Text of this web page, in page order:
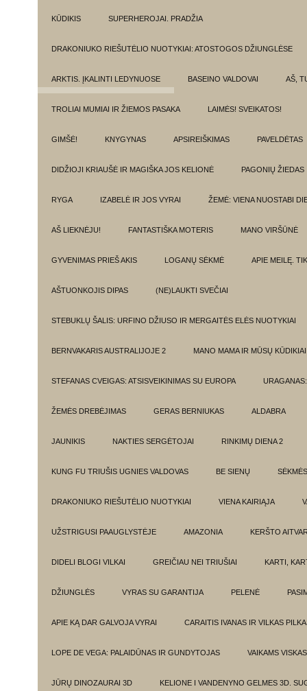
KŪDIKIS SUPERHEROJAI. PRADŽIA
DRAKONIUKO RIEŠUTĖLIO NUOTYKIAI: ATOSTOGOS DŽIUNGLĖSE
ARKTIS. ĮKALINTI LEDYNUOSE BASEINO VALDOVAI AŠ,
TROLIAI MUMIAI IR ŽIEMOS PASAKA LAIMĖS! SVEIKATOS!
GIMŠĖ! KNYGYNAS APSIREIŠKIMAS PAVELDĖTAS
DIDŽIOJI KRIAUŠĖ IR MAGIŠKA JOS KELIONĖ PAGONIŲ ŽIEDAS
RYGA IZABELĖ IR JOS VYRAI ŽEMĖ: VIENA NUOSTABI
AŠ LIEKNĖJU! FANTASTIŠKA MOTERIS MANO VIRŠŪNĖ
GYVENIMAS PRIEŠ AKIS LOGANŲ SĖKMĖ APIE MEILĘ.
AŠTUONKOJIS DIPAS (NE)LAUKTI SVEČIAI
STEBUKLŲ ŠALIS: URFINO DŽIUSO IR MERGAITĖS ELĖS NUOTYKIAI
BERNVAKARIS AUSTRALIJOJE 2 MANO MAMA IR MŪSŲ KŪDIKIAI
STEFANAS CVEIGAS: ATSISVEIKINIMAS SU EUROPA
ŽEMĖS DREBĖJIMAS GERAS BERNIUKAS ALDABRA
JAUNIKIS NAKTIES SERGĖTOJAI RINKIMŲ DIENA 2
KUNG FU TRIUŠIS UGNIES VALDOVAS BE SIENŲ
DRAKONIUKO RIEŠUTĖLIO NUOTYKIAI VIENA KAIRIĄJA
UŽSTRIGUSI PAAUGLYSTĖJE AMAZONIA KERŠTO
DIDELI BLOGI VILKAI GREIČIAU NEI TRIUŠIAI KARTI,
DŽIUNGLĖS VYRAS SU GARANTIJA PELENĖ
APIE KĄ DAR GALVOJA VYRAI CARAITIS IVANAS IR VILKAS
LOPE DE VEGA: PALAIDŪNAS IR GUNDYTOJAS VAIKAMS
JŪRŲ DINOZAURAI 3D KELIONE I VANDENYNO GELMES 3D.